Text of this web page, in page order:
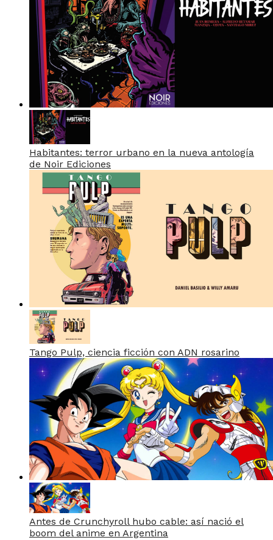
Habitantes: terror urbano en la nueva antología
de Noir Ediciones
Tango Pulp, ciencia ficción con ADN rosarino
Antes de Crunchyroll hubo cable: así nació el
boom del anime en Argentina